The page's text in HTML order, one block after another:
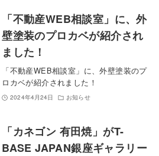
「不動産WEB相談室」に、外
壁塗装のプロカベが紹介され
ました！
「不動産WEB相談室」に、外壁塗装のプ
ロカベが紹介されました！
2024年4月24日 お知らせ
「カネゴン 有田焼」がT-
BASE JAPAN銀座ギャラリー